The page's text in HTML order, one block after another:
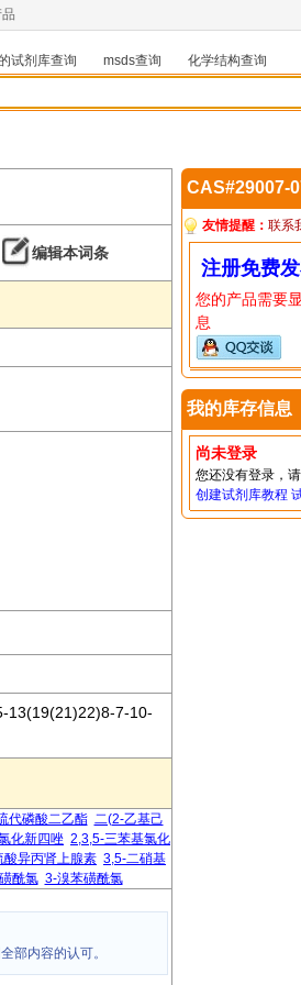
试剂库查询 msds查询
化学结构查询
编辑本词条
13(19(21)22​)8-7-10-
代磷酸二乙酯 二(2-乙基己
化新四唑 2,3,5-三苯基氯化
酸异丙肾上腺素 3,5-二硝基
酰氯 3-溴苯磺酰氯
部内容的认可。
CAS#29007-
友情提醒： 联系
注册免费
您的产品需要
息
我的库存信息
尚未登录
您还没有登录，
创建试剂库教程